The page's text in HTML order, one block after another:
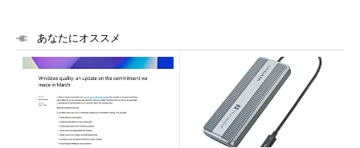
あなたにオススメ